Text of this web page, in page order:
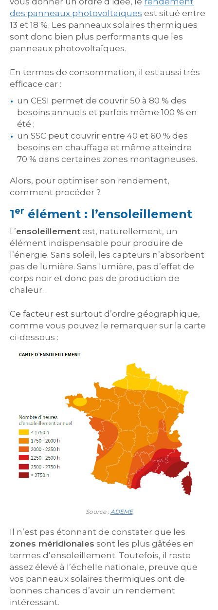
des panneaux photovoltaïques est situé entre
13 et 18 %. Les panneaux solaires thermiques
sont donc bien plus performants que les
panneaux photovoltaïques.
En termes de consommation, il est aussi très
efficace car :
un CESI permet de couvrir 50 à 80 % des
besoins annuels et parfois même 100 % en
été ;
un SSC peut couvrir entre 40 et 60 % des
besoins en chauffage et même atteindre
70 % dans certaines zones montagneuses.
Alors, pour optimiser son rendement,
comment procéder ?
1er élément : l’ensoleillement
L’ensoleillement est, naturellement, un
élément indispensable pour produire de
l’énergie. Sans soleil, les capteurs n’absorbent
pas de lumière. Sans lumière, pas d’effet de
corps noir et donc pas de production de
chaleur.
Ce facteur est surtout d’ordre géographique,
comme vous pouvez le remarquer sur la carte
ci-dessous :
Source : ADEME
Il n’est pas étonnant de constater que les
zones méridionales sont les plus gâtées en
termes d’ensoleillement. Toutefois, il reste
assez élevé à l’échelle nationale, preuve que
vos panneaux solaires thermiques ont de
bonnes chances d’avoir un rendement
intéressant.